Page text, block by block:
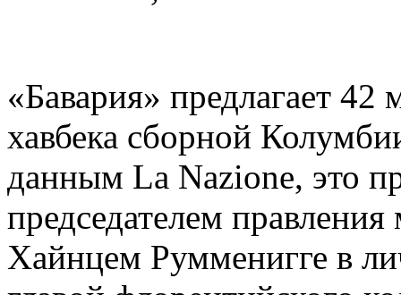
«Бавария» предлагает
хавбека сборной
данным La Nazione, это
председателем
Хайнцем Румменигге в